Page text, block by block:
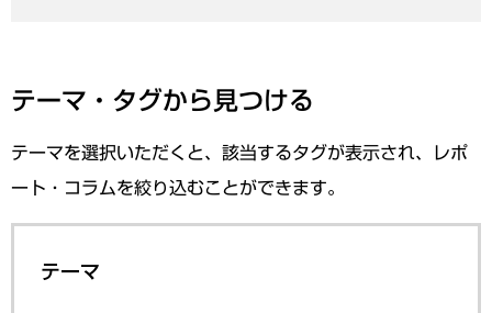
テーマ・タグから見つける
テーマを選択いただくと、該当するタグが表示され、レポ
ート・コラムを絞り込むことができます。
テーマ